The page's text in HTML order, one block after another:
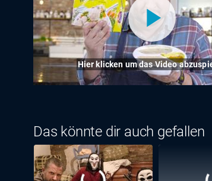
Hier klicken um das Video
Das könnte dir auch gefallen